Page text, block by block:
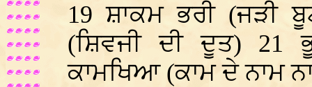
19 ਸ਼ਾਕਮ ਭਰੀ (ਜੜੀ
(ਸ਼ਿਵਜੀ ਦੀ ਦੂਤ) 21
ਕਾਮਖਿਆ (ਕਾਮ ਦੇ ਨਾਮ